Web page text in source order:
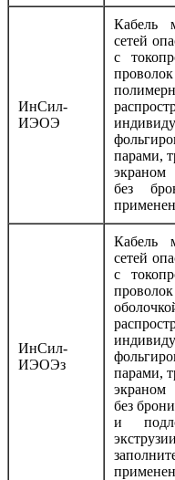
ИнСил-
ИЭОЭ
Кабель
сетей
с
парами,
экраном
без
ИнСил-
ИЭОЭз
Кабель
сетей
с
парами,
экраном
без
и